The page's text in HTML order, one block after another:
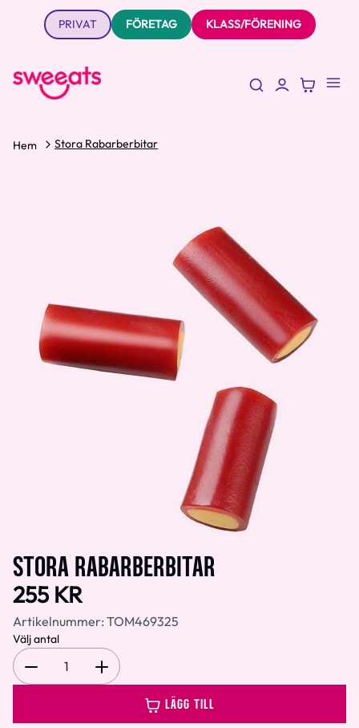
PRIVAT FÖRETAG KLASS/FÖRENING
Hem Stora Rabarberbitar
STORA RABARBERBITAR
255 KR
Artikelnummer: TOM469325
Välj antal
1
LÄGG TILL